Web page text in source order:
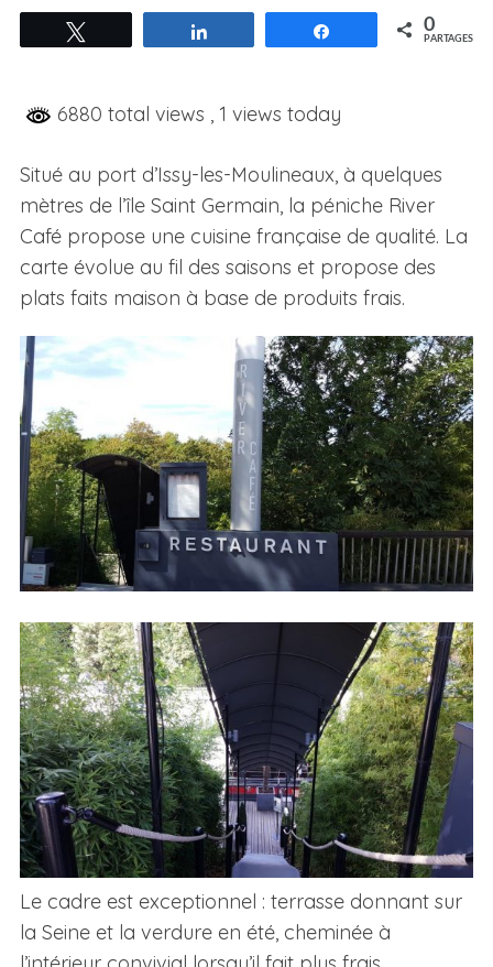
Partagez 0
PARTAGES
6880 total views , 1 views today
Situé au port d’Issy-les-Moulineaux, à quelques
mètres de l’île Saint Germain, la péniche River
Café propose une cuisine française de qualité. La
carte évolue au fil des saisons et propose des
plats faits maison à base de produits frais.
Le cadre est exceptionnel : terrasse donnant sur
la Seine et la verdure en été, cheminée à